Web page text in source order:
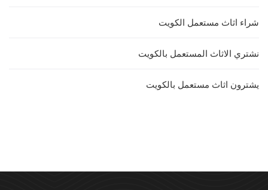
شراء اثاث مستعمل الكويت
نشتري الاثاث المستعمل بالكويت
يشترون اثاث مستعمل بالكويت